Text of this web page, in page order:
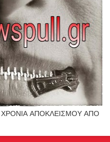
ΧΡΟΝΙΑ ΑΠΟΚΛΕΙΣΜΟΥ ΑΠΟ